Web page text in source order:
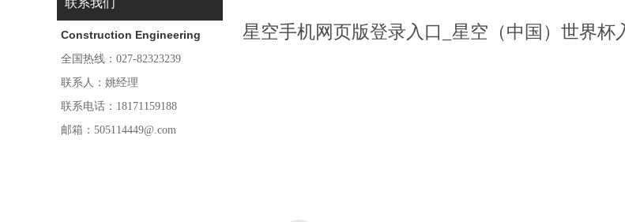
Construction Engineering
全国热线：027-82323239
联系人：姚经理
联系电话：18171159188
邮箱：505114449@.com
星空手机网页版登录入口_星空（中国）世界